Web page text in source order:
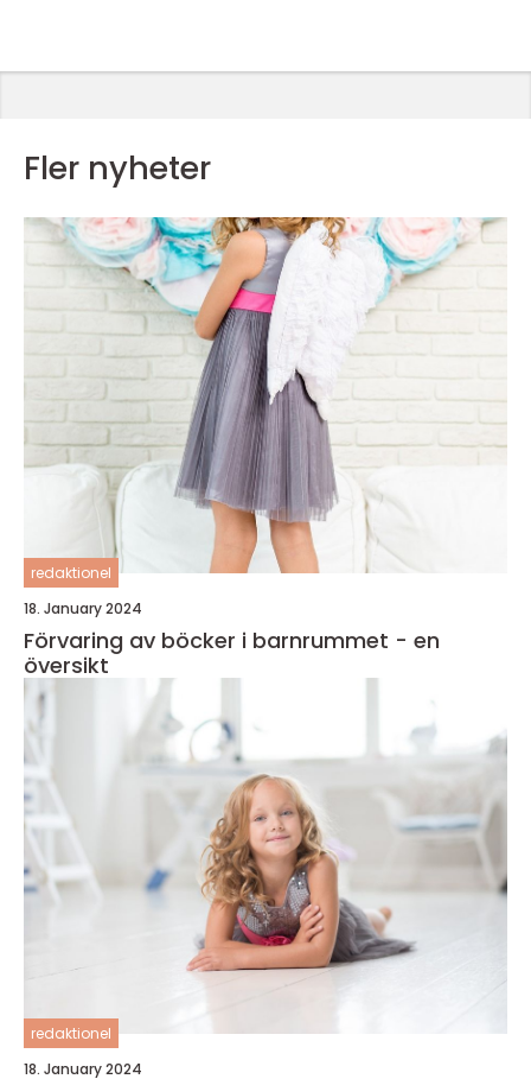
Fler nyheter
redaktionel
18. January 2024
Förvaring av böcker i barnrummet - en
översikt
redaktionel
18. January 2024